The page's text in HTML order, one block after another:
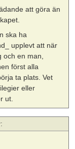
att göra än
ska ha
upplevt att när
en man,
först alla
ta plats. Vet
eller
ut.